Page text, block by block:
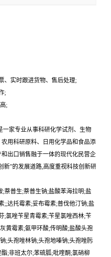
、实时跟进货物、售后处理;
;
;
家专业从事科研化学试剂、生物
用科研原料、日用化学品和食品添
出口销售融于一体的现代化民营企
新”的发展道路,高度重视科技创新研
萘普生;萘普生钠;盐酸苯海拉明;盐
;;达托霉素;妥布霉素;普伐他汀钠;盐
;氯唑苄星青霉素;苄星氯唑西林;苄
黄霉素;氨甲环酸;传明酸;盐酸头孢
;头孢唑林钠;头孢地嗪钠;头孢唑肟
;非班太尔;苯硫胍;吡喹酮;氯硝柳